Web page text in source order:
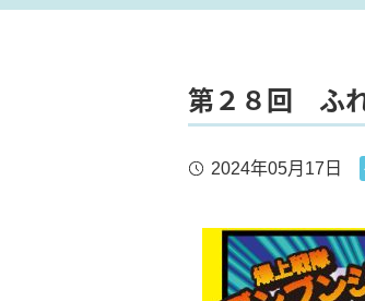
第２８回 ふれ
2024年05月17日